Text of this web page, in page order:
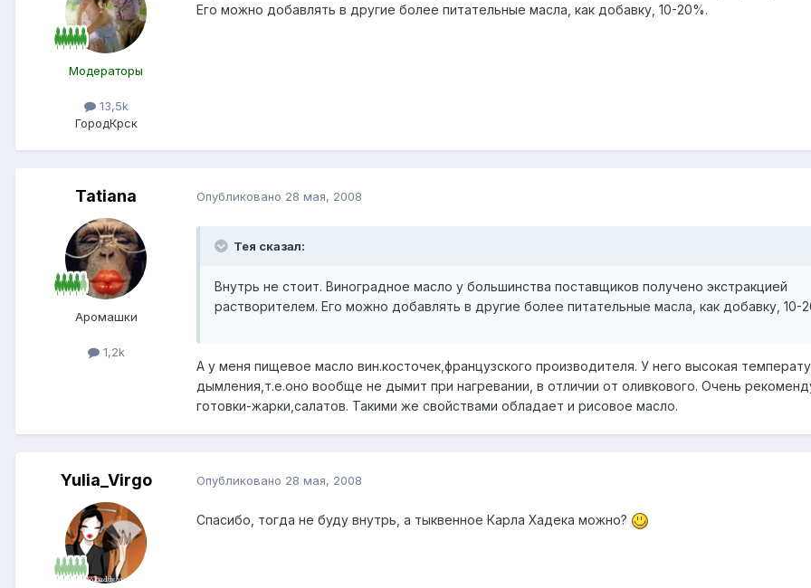
Модераторы
13,5k
ГородКрск
Его можно добавлять в другие более питательные масла, как добавку, 10-20%.
Tatiana
Аромашки
1,2k
Опубликовано 28 мая, 2008
Тея сказал:
Внутрь не стоит. Виноградное масло у большинства поставщиков получено экстракцией
растворителем. Его можно добавлять в другие более питательные масла, как добавку, 10-
А у меня пищевое масло вин.косточек,французского производителя. У него высокая
дымления,т.e.оно вообще не дымит при нагревании, в отличии от оливкового. Очень
готовки-жарки,салатов. Такими же свойствами обладает и рисовое масло.
Yulia_Virgo Опубликовано 28 мая, 2008
Спасибо, тогда не буду внутрь, а тыквенное Карла Хадека можно?